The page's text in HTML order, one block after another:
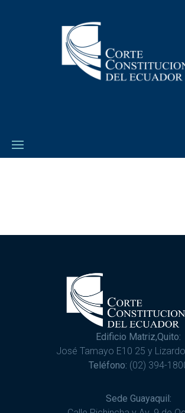
Edificio Matriz,Quito:
José Tamayo E10 25 y
Teléfono: (02) 394-
Sede Guayaquil: